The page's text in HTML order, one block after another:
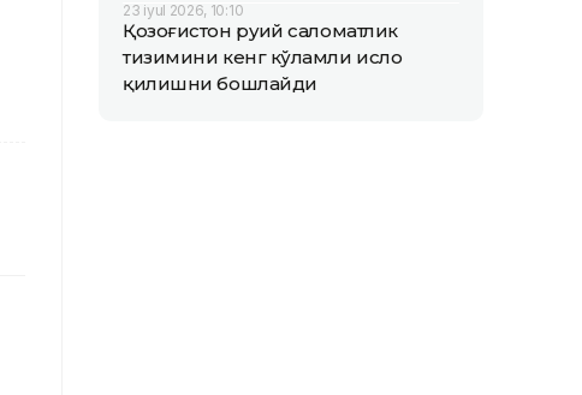
23 iyul 2026, 10:10
Қозоғистон руҳий саломатлик
тизимини кенг кўламли ислоҳ
қилишни бошлайди